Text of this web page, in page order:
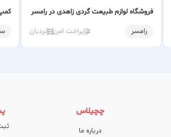
فروشگاه لوازم طبیعت گردی زاهدی در رامسر
رامسر پراخت امن نردبان
چچیلاس
درباره ما